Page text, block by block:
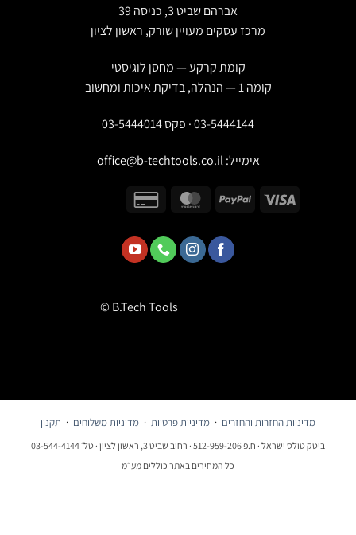
אברהם שביט 3, כניסה 39
מרכז עסקים מעויין שורק, ראשון לציון
קומת קרקע — מחסן לוגיסטי
03-5444144 · פקס 03-5444014
אימייל:office@b-techtools.co.il
© B.Tech Tools
מדיניות החזרות והחזרים ·מדיניות פרטיות·מדיניות משלוחים·תקנון
ביטק טולס ישראל · ח.פ 512-959-206 · רחוב שביט 3, ראשון לציון · טל׳ 03-544-4144
כל המחירים באתר כוללים מע״מ